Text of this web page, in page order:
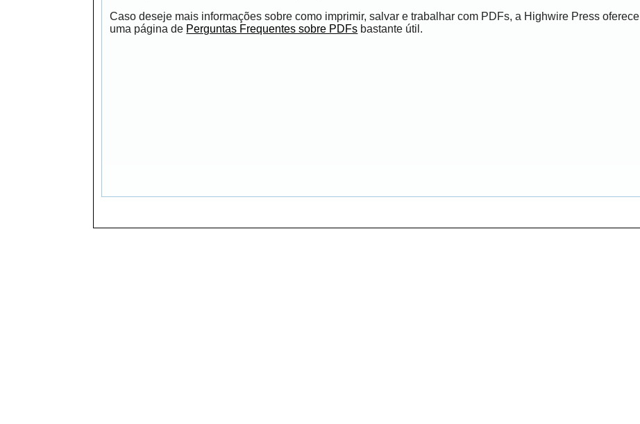
Caso deseje mais informações sobre como imprimir, salvar e trabalhar com PDFs, a Highwire Press oferece
uma página de Perguntas Frequentes sobre PDFs bastante útil.